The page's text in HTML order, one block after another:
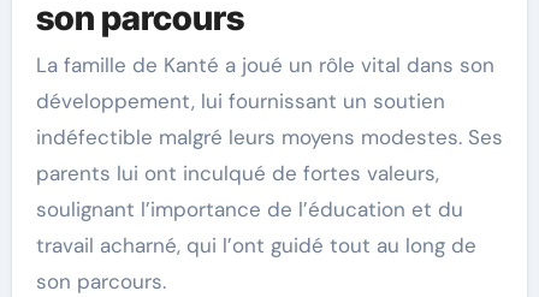
son parcours
La famille de Kanté a joué un rôle vital dans son
développement, lui fournissant un soutien
indéfectible malgré leurs moyens modestes. Ses
parents lui ont inculqué de fortes valeurs,
soulignant l’importance de l’éducation et du
travail acharné, qui l’ont guidé tout au long de
son parcours.